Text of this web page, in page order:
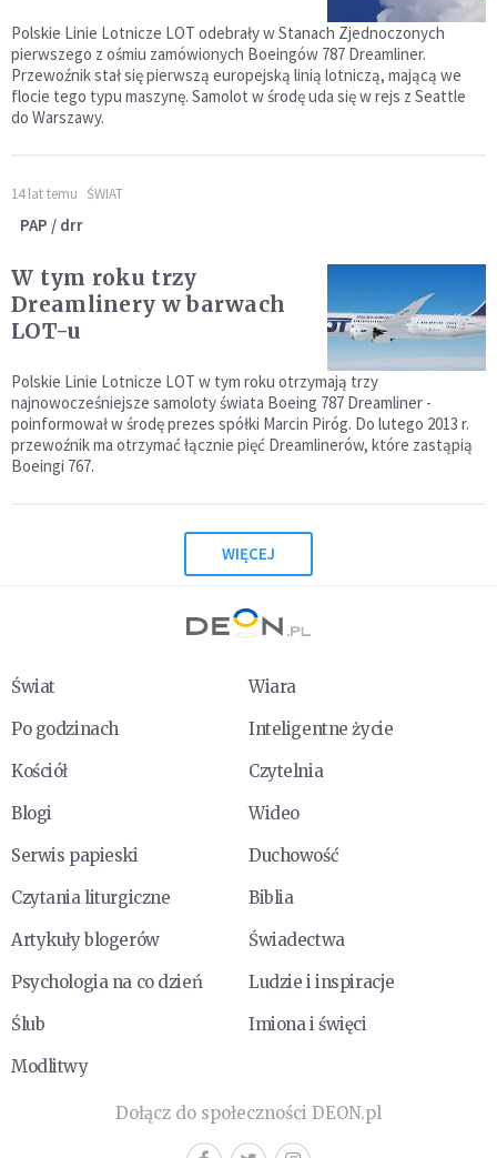
Polskie Linie Lotnicze LOT odebrały w Stanach Zjednoczonych
pierwszego z ośmiu zamówionych Boeingów 787 Dreamliner.
Przewoźnik stał się pierwszą europejską linią lotniczą, mającą we
flocie tego typu maszynę. Samolot w środę uda się w rejs z Seattle
do Warszawy.
14 lat temu ŚWIAT
PAP / drr
W tym roku trzy
Dreamlinery w barwach
LOT-u
Polskie Linie Lotnicze LOT w tym roku otrzymają trzy
najnowocześniejsze samoloty świata Boeing 787 Dreamliner -
poinformował w środę prezes spółki Marcin Piróg. Do lutego 2013 r.
przewoźnik ma otrzymać łącznie pięć Dreamlinerów, które zastąpią
Boeingi 767.
WIĘCEJ
Świat
Wiara
Po godzinach
Inteligentne życie
Kościół
Czytelnia
Blogi
Wideo
Serwis papieski
Duchowość
Czytania liturgiczne
Biblia
Artykuły blogerów
Świadectwa
Psychologia na co dzień
Ludzie i inspiracje
Ślub
Imiona i święci
Modlitwy
Dołącz do społeczności DEON.pl